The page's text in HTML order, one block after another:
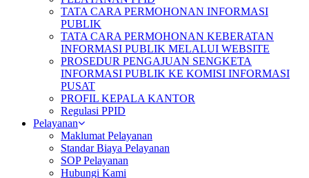
TATA CARA PERMOHONAN INFORMASI
PUBLIK
TATA CARA PERMOHONAN KEBERATAN
INFORMASI PUBLIK MELALUI WEBSITE
PROSEDUR PENGAJUAN SENGKETA
INFORMASI PUBLIK KE KOMISI INFORMASI
PUSAT
PROFIL KEPALA KANTOR
Regulasi PPID
Pelayanan
Maklumat Pelayanan
Standar Biaya Pelayanan
SOP Pelayanan
Hubungi Kami